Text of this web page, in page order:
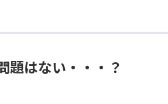
題はない・・・？